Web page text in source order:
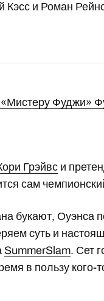
и Роман
«Мистеру Фуджи»
Грэйвс и
сам
букают, Оуэнса
суть и
SummerSlam. Сет
в пользу кого-